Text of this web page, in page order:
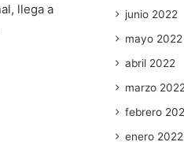
llega a
junio 2022
mayo 2022
abril 2022
marzo 2022
febrero
enero 2022